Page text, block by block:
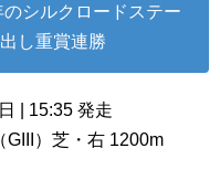
シルクロードステー
し重賞連勝
| 15:35 発走
（GIII）芝・右 1200m